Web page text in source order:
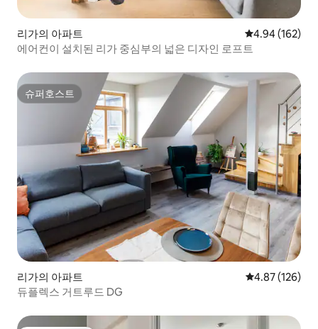
리가의 아파트 평점 4.94점(5
4.94 (162)
에어컨이 설치된 리가 중심부의 넓은 디자인 로프트
슈퍼호스트
슈퍼호스트
리가의 아파트 평점 4.87점(5
4.87 (126)
듀플렉스 거트루드 DG